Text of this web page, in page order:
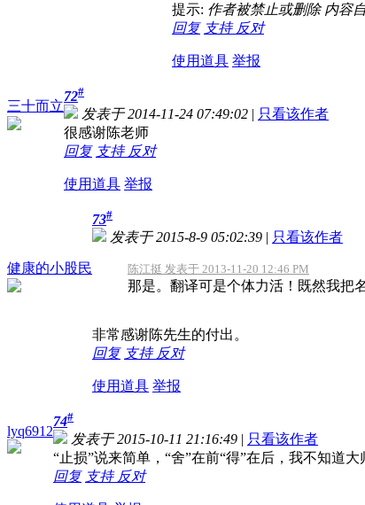
提示: 作者被禁止或删除 内容
回复 支持 反对
使用道具 举报
三十而立
72#
发表于 2014-11-24 07:49:02 | 只看该作者
很感谢陈老师
回复 支持 反对
使用道具 举报
健康的小股民
73#
发表于 2015-8-9 05:02:39 | 只看该作者
陈江挺 发表于 2013-11-20 12:46 PM
那是。翻译可是个体力活！既然我把
非常感谢陈先生的付出。
回复 支持 反对
使用道具 举报
lyq6912
74#
发表于 2015-10-11 21:16:49 | 只看该作者
“止损”说来简单，“舍”在前“得”在后，我不知道
回复 支持 反对